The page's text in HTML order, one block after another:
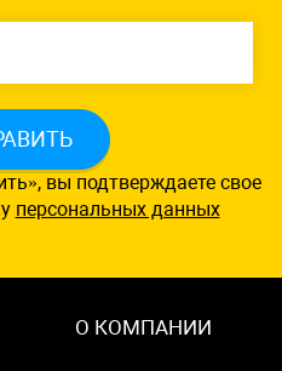
вы подтверждаете свое
персональных данных
О КОМПАНИИ